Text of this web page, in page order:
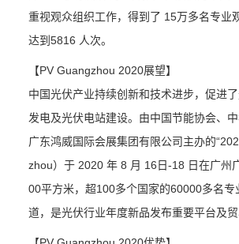
重视观众组织工作，得到了 15万多名专业
达到5816 人次。
【PV Guangzhou 2020展望】
中国光伏产业持续创新和技术进步，促进
发电及光伏电站建设。由中国节能协会、
广东鸿威国际会展集团有限公司主办的
zhou）于 2020 年 8 月 16日-18 日在广州
00平方米，超100多个国家的60000多名
道，是光伏行业年度新品发布重要平台及贸